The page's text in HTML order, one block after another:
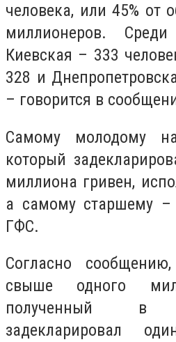
человека, или 45% от
миллионеров.
Киевская – 333
328 и
– говорится в
Самому молодому
который
миллиона гривен,
а самому старшему –
ГФС.
Согласно
свыше одного
полученный
задекларировал